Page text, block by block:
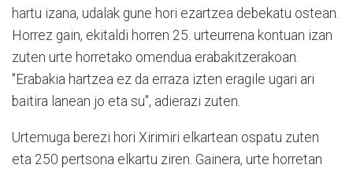
hartu izana, udalak gune hori ezartzea debekatu ostean.
Horrez gain, ekitaldi horren 25. urteurrena kontuan izan
zuten urte horretako omendua erabakitzerakoan.
"Erabakia hartzea ez da erraza izten eragile ugari ari
baitira lanean jo eta su", adierazi zuten.
Urtemuga berezi hori Xirimiri elkartean ospatu zuten
eta 250 pertsona elkartu ziren. Gainera, urte horretan